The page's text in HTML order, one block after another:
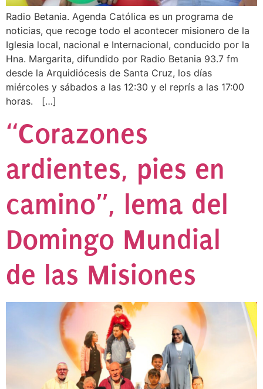
Radio Betania. Agenda Católica es un programa de
noticias, que recoge todo el acontecer misionero de la
Iglesia local, nacional e Internacional, conducido por la
Hna. Margarita, difundido por Radio Betania 93.7 fm
desde la Arquidiócesis de Santa Cruz, los días
miércoles y sábados a las 12:30 y el reprís a las 17:00
horas. […]
“Corazones
ardientes, pies en
camino”, lema del
Domingo Mundial
de las Misiones